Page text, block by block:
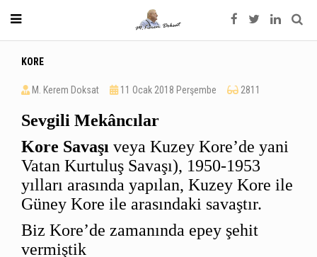
KORE
M. Kerem Doksat 11 Ocak 2018 Perşembe 2811
Sevgili Mekâncılar
Kore Savaşı veya Kuzey Kore’de yani
Vatan Kurtuluş Savaşı), 1950-1953
yılları arasında yapılan, Kuzey Kore ile
Güney Kore ile arasındaki savaştır.
Biz Kore’de zamanında epey şehit
vermiştik